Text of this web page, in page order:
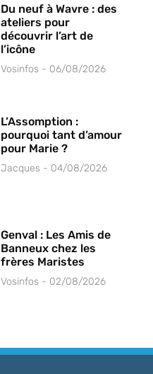
Du neuf à Wavre : des
ateliers pour
découvrir l’art de
l’icône
Vosinfos 06/08/2026
L’Assomption :
pourquoi tant d’amour
pour Marie ?
Jacques 04/08/2026
Genval : Les Amis de
Banneux chez les
frères Maristes
Vosinfos 02/08/2026